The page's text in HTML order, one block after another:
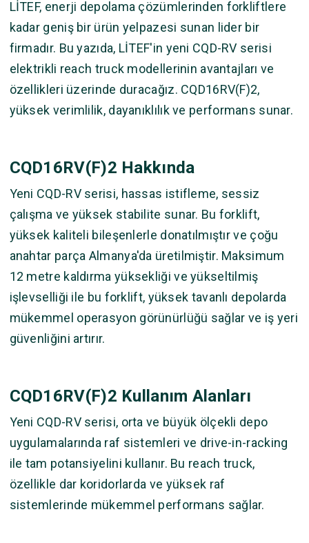
LİTEF, enerji depolama çözümlerinden forkliftlere
kadar geniş bir ürün yelpazesi sunan lider bir
firmadır. Bu yazıda, LİTEF'in yeni CQD-RV serisi
elektrikli reach truck modellerinin avantajları ve
özellikleri üzerinde duracağız. CQD16RV(F)2,
yüksek verimlilik, dayanıklılık ve performans sunar.
CQD16RV(F)2 Hakkında
Yeni CQD-RV serisi, hassas istifleme, sessiz
çalışma ve yüksek stabilite sunar. Bu forklift,
yüksek kaliteli bileşenlerle donatılmıştır ve çoğu
anahtar parça Almanya'da üretilmiştir. Maksimum
12 metre kaldırma yüksekliği ve yükseltilmiş
işlevselliği ile bu forklift, yüksek tavanlı depolarda
mükemmel operasyon görünürlüğü sağlar ve iş yeri
güvenliğini artırır.
CQD16RV(F)2 Kullanım Alanları
Yeni CQD-RV serisi, orta ve büyük ölçekli depo
uygulamalarında raf sistemleri ve drive-in-racking
ile tam potansiyelini kullanır. Bu reach truck,
özellikle dar koridorlarda ve yüksek raf
sistemlerinde mükemmel performans sağlar.